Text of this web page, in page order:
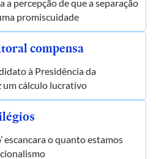
a percepção de que a separação
promiscuidade
compensa
à Presidência da
um cálculo lucrativo
escancara o quanto estamos